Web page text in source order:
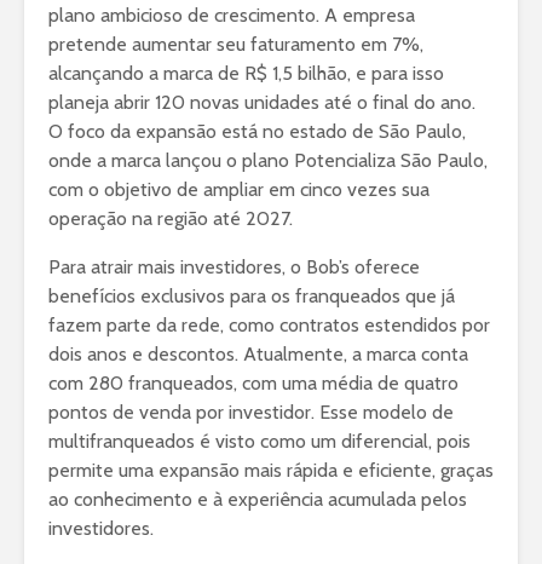
plano ambicioso de crescimento. A empresa
pretende aumentar seu faturamento em 7%,
alcançando a marca de R$ 1,5 bilhão, e para isso
planeja abrir 120 novas unidades até o final do ano.
O foco da expansão está no estado de São Paulo,
onde a marca lançou o plano Potencializa São Paulo,
com o objetivo de ampliar em cinco vezes sua
operação na região até 2027.
Para atrair mais investidores, o Bob’s oferece
benefícios exclusivos para os franqueados que já
fazem parte da rede, como contratos estendidos por
dois anos e descontos. Atualmente, a marca conta
com 280 franqueados, com uma média de quatro
pontos de venda por investidor. Esse modelo de
multifranqueados é visto como um diferencial, pois
permite uma expansão mais rápida e eficiente, graças
ao conhecimento e à experiência acumulada pelos
investidores.